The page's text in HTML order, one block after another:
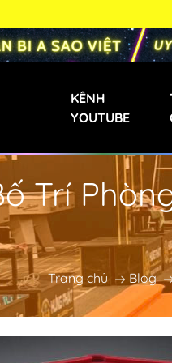
KÊNH
YOUTUBE
Bàn Bi-a Phăng
Bàn Bida Phăng
Bàn Bi-a Gia
Bàn Bi-a Mini
Bàn Bi-a Trẻ Em
Trí
Trang chủ Blog